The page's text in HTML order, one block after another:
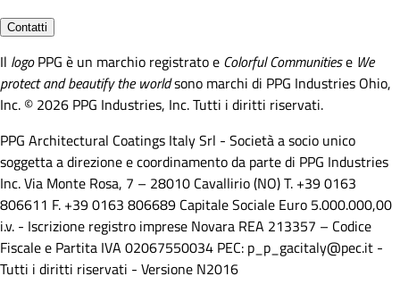
Contatti
Il logoPPG è un marchio registrato e Colorful Communitiese We
protect and beautify the worldsono marchi di PPG Industries Ohio,
Inc. © 2026 PPG Industries, Inc. Tutti i diritti riservati.
PPG Architectural Coatings Italy Srl - Società a socio unico
soggetta a direzione e coordinamento da parte di PPG Industries
Inc. Via Monte Rosa, 7 – 28010 Cavallirio (NO) T. +39 0163
806611 F. +39 0163 806689 Capitale Sociale Euro 5.000.000,00
i.v. - Iscrizione registro imprese Novara REA 213357 – Codice
Fiscale e Partita IVA 02067550034 PEC: p_p_gacitaly@pec.it -
Tutti i diritti riservati - Versione N2016